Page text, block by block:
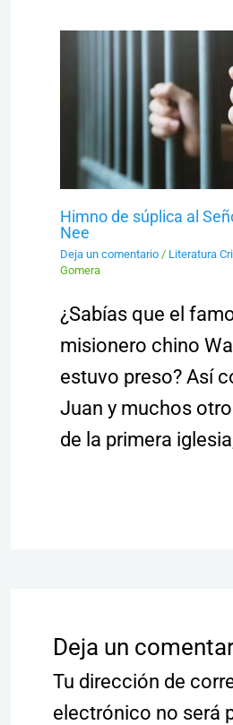
Himno de súplica al
Nee
Deja un comentario / Literatura
Gomera
¿Sabías que el
misionero chino
estuvo preso? Así
Juan y muchos
de la primera
Deja un
Tu dirección de
electrónico no será